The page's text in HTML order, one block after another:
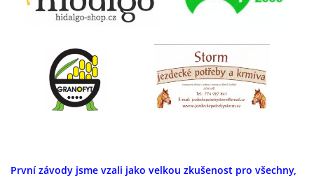
PROBĚHLÉ AKCE
AKCE 2025
AKCE 2026
První závody jsme vzali jako velkou zkušenost pro všechny,